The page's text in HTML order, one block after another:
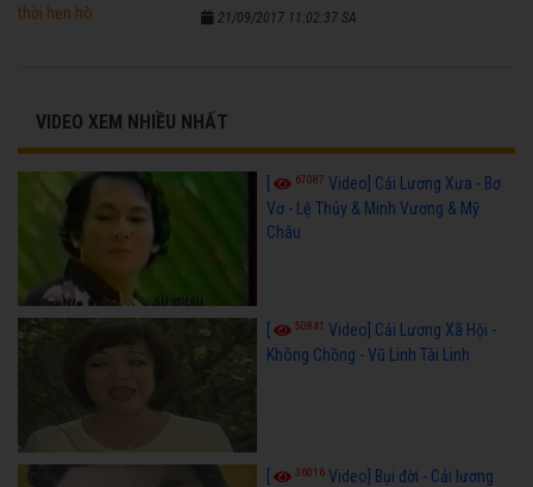
21/09/2017 11:02:37 SA
VIDEO XEM NHIỀU NHẤT
67087 Video] Cải Lương Xưa - Bơ
Vơ - Lệ Thủy & Minh Vương & Mỹ
Châu
50841 Video] Cải Lương Xã Hội -
Không Chồng - Vũ Linh Tài Linh
36016 Video] Bụi đời - Cải lương